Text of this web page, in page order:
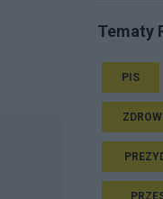
Tematy
PIS